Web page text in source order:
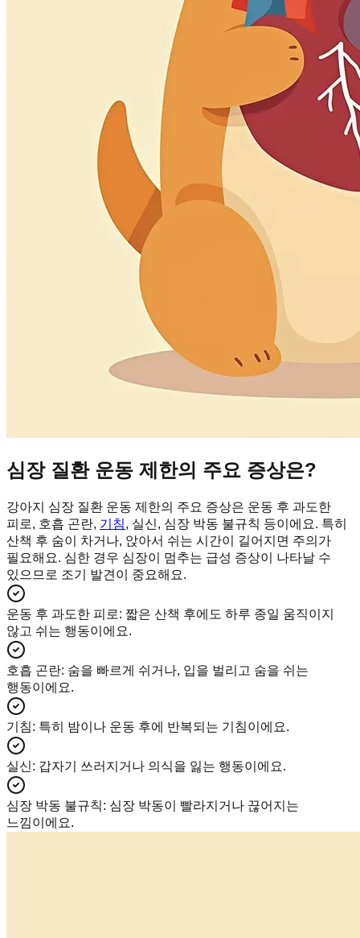
심장 질환 운동 제한의 주요 증상은?
강아지 심장 질환 운동 제한의 주요 증상은 운동 후 과도한
피로, 호흡 곤란, 기침, 실신, 심장 박동 불규칙 등이에요. 특히
산책 후 숨이 차거나, 앉아서 쉬는 시간이 길어지면 주의가
필요해요. 심한 경우 심장이 멈추는 급성 증상이 나타날 수
있으므로 조기 발견이 중요해요.
운동 후 과도한 피로: 짧은 산책 후에도 하루 종일 움직이지
않고 쉬는 행동이에요.
호흡 곤란: 숨을 빠르게 쉬거나, 입을 벌리고 숨을 쉬는
행동이에요.
기침: 특히 밤이나 운동 후에 반복되는 기침이에요.
실신: 갑자기 쓰러지거나 의식을 잃는 행동이에요.
심장 박동 불규칙: 심장 박동이 빨라지거나 끊어지는
느낌이에요.